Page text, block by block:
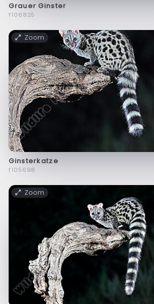
Grauer Ginster
f106825
Zoom
Ginsterkatze
f105698
Zoom